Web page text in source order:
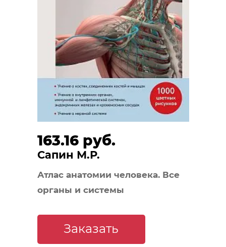
163.16 руб.
Сапин М.Р.
Атлас анатомии человека. Все
органы и системы
Заказать